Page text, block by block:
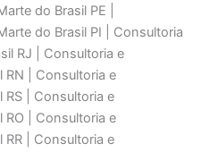
do Brasil PE |
do Brasil PI | Consultoria
RJ | Consultoria e
RN | Consultoria e
RS | Consultoria e
RO | Consultoria e
RR | Consultoria e